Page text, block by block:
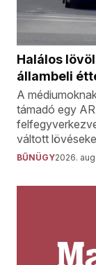
Halálos
állambeli
A
támadó egy
váltott
BŰNÜGY2026.